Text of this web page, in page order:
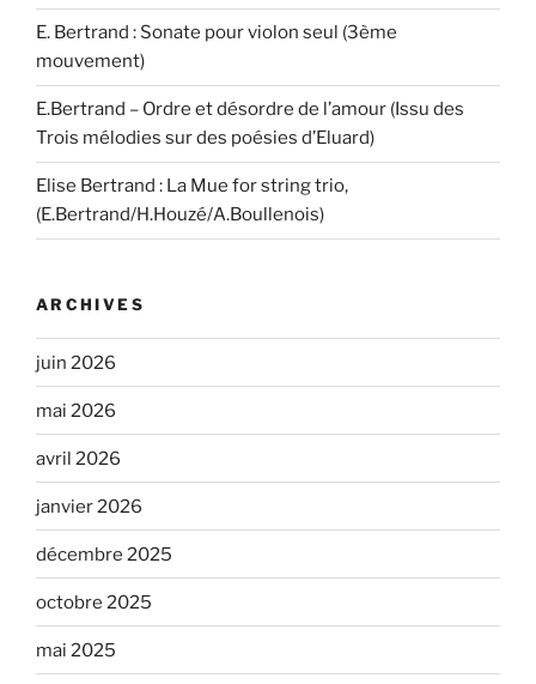
E. Bertrand : Sonate pour violon seul (3ème
mouvement)
E.Bertrand – Ordre et désordre de l’amour (Issu des
Trois mélodies sur des poésies d’Eluard)
Elise Bertrand : La Mue for string trio,
(E.Bertrand/H.Houzé/A.Boullenois)
ARCHIVES
juin 2026
mai 2026
avril 2026
janvier 2026
décembre 2025
octobre 2025
mai 2025